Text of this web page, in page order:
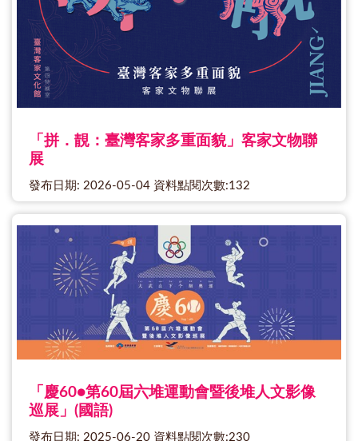
「拼．靚：臺灣客家多重面貌」客家文物聯
展
發布日期: 2026-05-04 資料點閱次數:132
「慶60●第60屆六堆運動會暨後堆人文影像
巡展」(國語)
發布日期: 2025-06-20 資料點閱次數:230